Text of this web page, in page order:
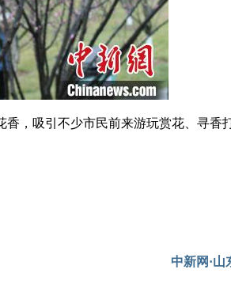
，吸引不少市民前来游玩赏花、寻香
中新网·山